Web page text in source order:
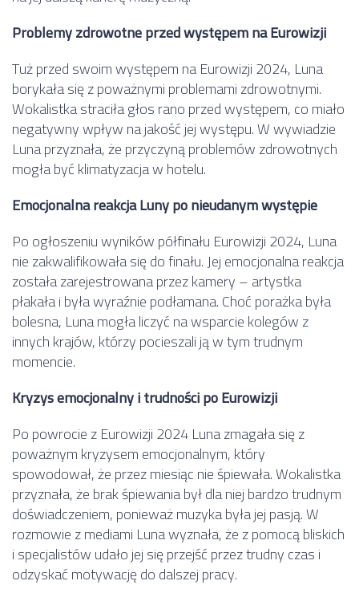
Problemy zdrowotne przed występem na Eurowizji
Tuż przed swoim występem na Eurowizji 2024, Luna
borykała się z poważnymi problemami zdrowotnymi.
Wokalistka straciła głos rano przed występem, co miało
negatywny wpływ na jakość jej występu. W wywiadzie
Luna przyznała, że przyczyną problemów zdrowotnych
mogła być klimatyzacja w hotelu.
Emocjonalna reakcja Luny po nieudanym występie
Po ogłoszeniu wyników półfinału Eurowizji 2024, Luna
nie zakwalifikowała się do finału. Jej emocjonalna reakcja
została zarejestrowana przez kamery – artystka
płakała i była wyraźnie podłamana. Choć porażka była
bolesna, Luna mogła liczyć na wsparcie kolegów z
innych krajów, którzy pocieszali ją w tym trudnym
momencie.
Kryzys emocjonalny i trudności po Eurowizji
Po powrocie z Eurowizji 2024 Luna zmagała się z
poważnym kryzysem emocjonalnym, który
spowodował, że przez miesiąc nie śpiewała. Wokalistka
przyznała, że brak śpiewania był dla niej bardzo trudnym
doświadczeniem, ponieważ muzyka była jej pasją. W
rozmowie z mediami Luna wyznała, że z pomocą bliskich
i specjalistów udało jej się przejść przez trudny czas i
odzyskać motywację do dalszej pracy.